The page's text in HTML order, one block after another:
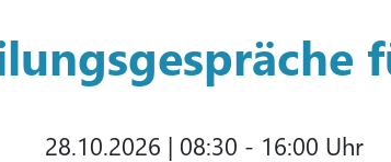
28.10.2026 | 08:30 - 16:00 Uhr